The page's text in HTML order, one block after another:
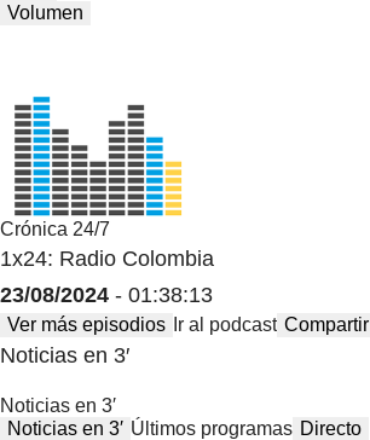
Volumen
Crónica 24/7
1x24: Radio Colombia
23/08/2024 - 01:38:13
Ver más episodios Ir al podcast Compartir
Noticias en 3′
Noticias en 3′
Noticias en 3′ Últimos programas Directo